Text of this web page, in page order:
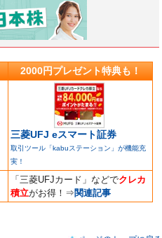
2000円プレゼント特典も！
三菱UFJ eスマート証券
取引ツール「kabuステーション」が機能充
実！
「三菱UFJカード」などでクレカ
積立がお得！ ⇒ 関連記事